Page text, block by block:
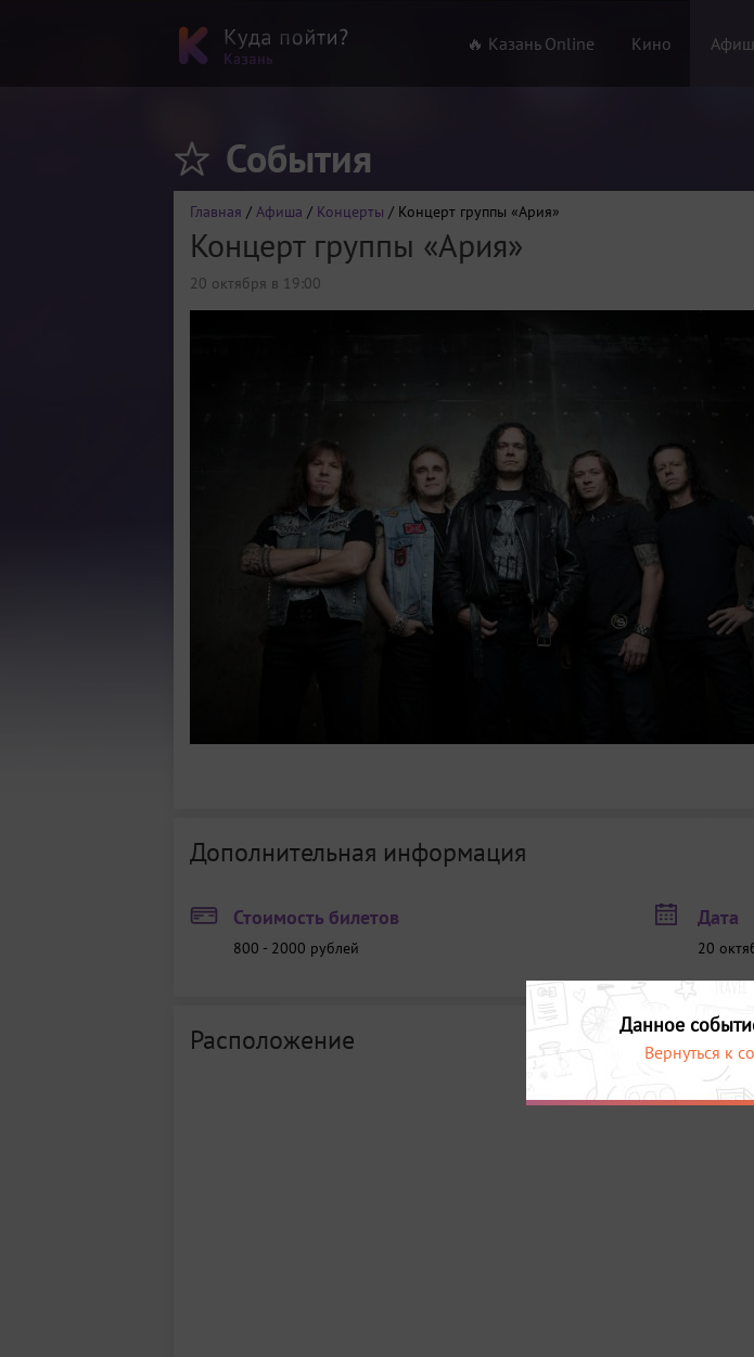
🔥 Казань Online Кино
События
Главная / Афиша / Концерты / Концерт группы «Ария»
Концерт группы «Ария»
20 октября в 19:00
Дополнительная информация
Стоимость билетов
800 - 2000 рублей
Дата
20
Расположение Данное
Вернуться к